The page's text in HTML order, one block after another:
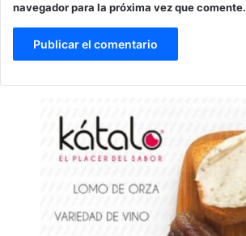
navegador para la próxima vez que comente.